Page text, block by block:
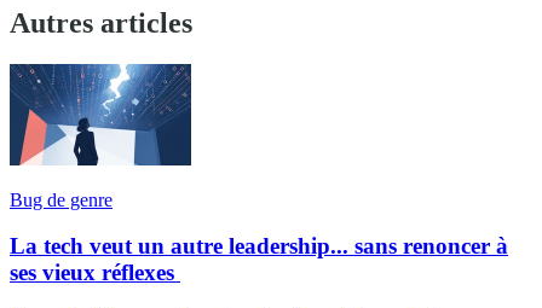
Autres articles
Bug de genre
La tech veut un autre leadership... sans renoncer à
ses vieux réflexes